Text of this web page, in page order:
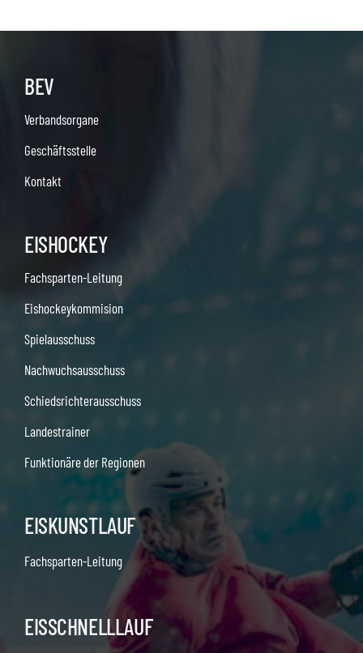
BEV
Verbandsorgane
Geschäftsstelle
Kontakt
EISHOCKEY
Fachsparten-Leitung
Eishockeykommision
Spielausschuss
Nachwuchsausschuss
Schiedsrichterausschuss
Landestrainer
Funktionäre der Regionen
EISKUNSTLAUF
Fachsparten-Leitung
EISSCHNELLLAUF